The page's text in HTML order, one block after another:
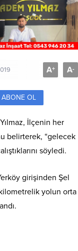
A+ A-
ABONE OL
İlçenin her
belirterek, “gelecek
söyledi.
girişinden Şel
yolun orta